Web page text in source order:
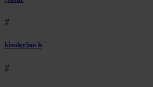
#
kinderbuch
#